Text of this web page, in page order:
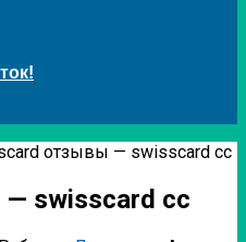
отзывы — swisscard cc
swisscard cc